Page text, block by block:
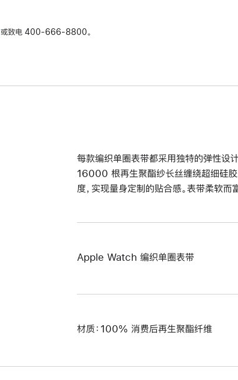
或致电400-666-8800。
每款编织单圈表带都采用独特的弹性设
16000 根再生聚酯纱长丝缠绕超细硅胶
度，实现量身定制的贴合感。表带柔软而
Apple Watch 编织单圈表带
材质：100% 消费后再生聚酯纤维